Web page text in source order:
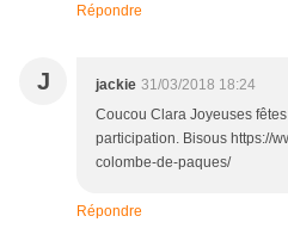
Répondre
J jackie 31/03/2018 18:24
Coucou Clara Joyeuses
participation. Bisous https://
colombe-de-paques/
Répondre